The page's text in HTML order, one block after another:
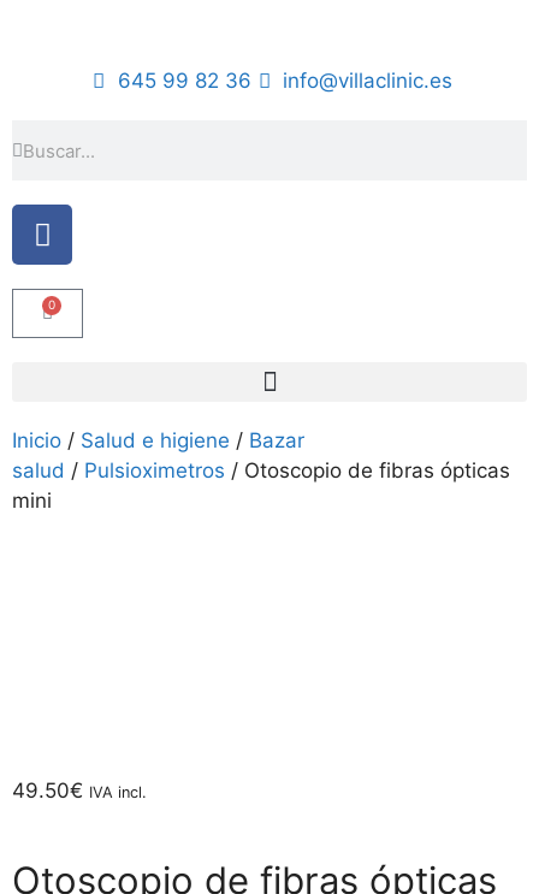
645 99 82 36 info@villaclinic.es
0
Inicio / Salud e higiene / Bazar
salud / Pulsioximetros / Otoscopio de fibras ópticas
mini
49.50€ IVA incl.
Otoscopio de fibras ópticas